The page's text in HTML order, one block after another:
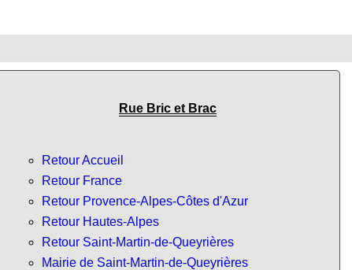
Rue Bric et Brac
Retour Accueil
Retour France
Retour Provence-Alpes-Côtes d'Azur
Retour Hautes-Alpes
Retour Saint-Martin-de-Queyrières
Mairie de Saint-Martin-de-Queyrières